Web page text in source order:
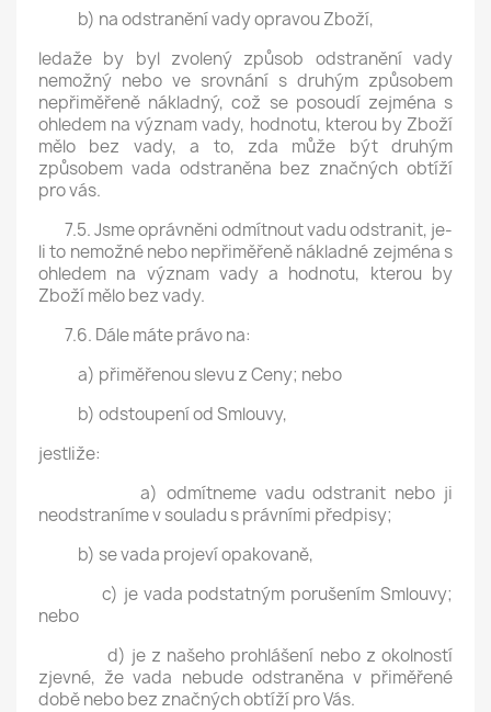
b) na odstranění vady opravou Zboží,
ledaže by byl zvolený způsob odstranění vady
nemožný nebo ve srovnání s druhým způsobem
nepřiměřeně nákladný, což se posoudí zejména s
ohledem na význam vady, hodnotu, kterou by Zboží
mělo bez vady, a to, zda může být druhým
způsobem vada odstraněna bez značných obtíží
pro vás.
7.5. Jsme oprávněni odmítnout vadu odstranit, je-
li to nemožné nebo nepřiměřeně nákladné zejména s
ohledem na význam vady a hodnotu, kterou by
Zboží mělo bez vady.
7.6. Dále máte právo na:
a) přiměřenou slevu z Ceny; nebo
b) odstoupení od Smlouvy,
jestliže:
a) odmítneme vadu odstranit nebo ji
neodstraníme v souladu s právními předpisy;
b) se vada projeví opakovaně,
c) je vada podstatným porušením Smlouvy;
nebo
d) je z našeho prohlášení nebo z okolností
zjevné, že vada nebude odstraněna v přiměřené
době nebo bez značných obtíží pro Vás.